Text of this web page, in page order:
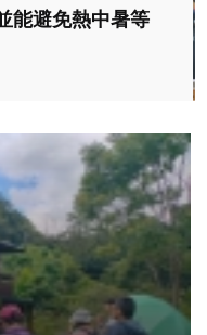
能避免熱中暑等